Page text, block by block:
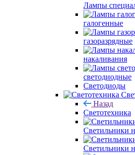
Лампы
галогенные
газоразрядные
накаливания
светодиодные
Светодиоды
Назад
Светотехника
Светильники
Светильники